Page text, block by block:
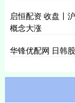
启恒配资 收盘丨
概念大涨
华锋优配网 日韩